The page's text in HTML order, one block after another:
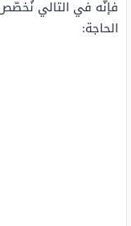
فإنّه في التالي نُخصّص
الحاجة: